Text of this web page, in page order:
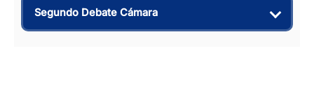
Segundo Debate Cámara